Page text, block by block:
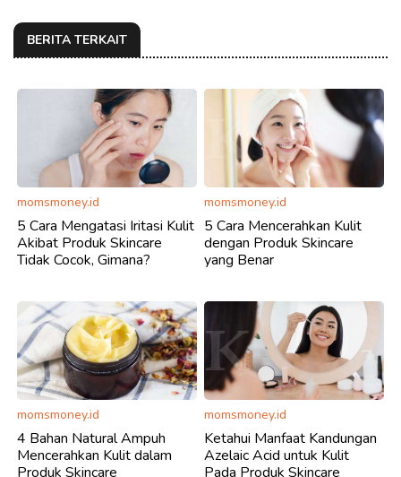
BERITA TERKAIT
momsmoney.id
5 Cara Mengatasi Iritasi Kulit
Akibat Produk Skincare
Tidak Cocok, Gimana?
momsmoney.id
5 Cara Mencerahkan Kulit
dengan Produk Skincare
yang Benar
momsmoney.id
4 Bahan Natural Ampuh
Mencerahkan Kulit dalam
Produk Skincare
momsmoney.id
Ketahui Manfaat Kandungan
Azelaic Acid untuk Kulit
Pada Produk Skincare